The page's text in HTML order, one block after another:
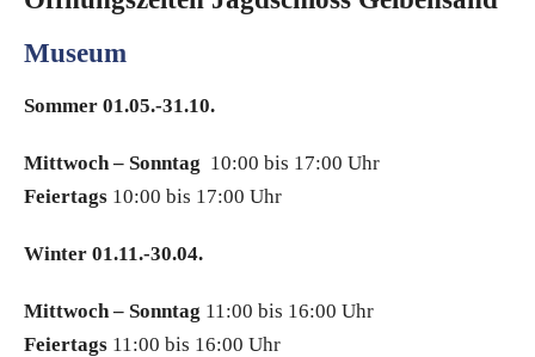
Museum
Sommer 01.05.-31.10.
Mittwoch – Sonntag 10:00 bis 17:00 Uhr
Feiertags 10:00 bis 17:00 Uhr
Winter 01.11.-30.04.
Mittwoch – Sonntag 11:00 bis 16:00 Uhr
Feiertags 11:00 bis 16:00 Uhr